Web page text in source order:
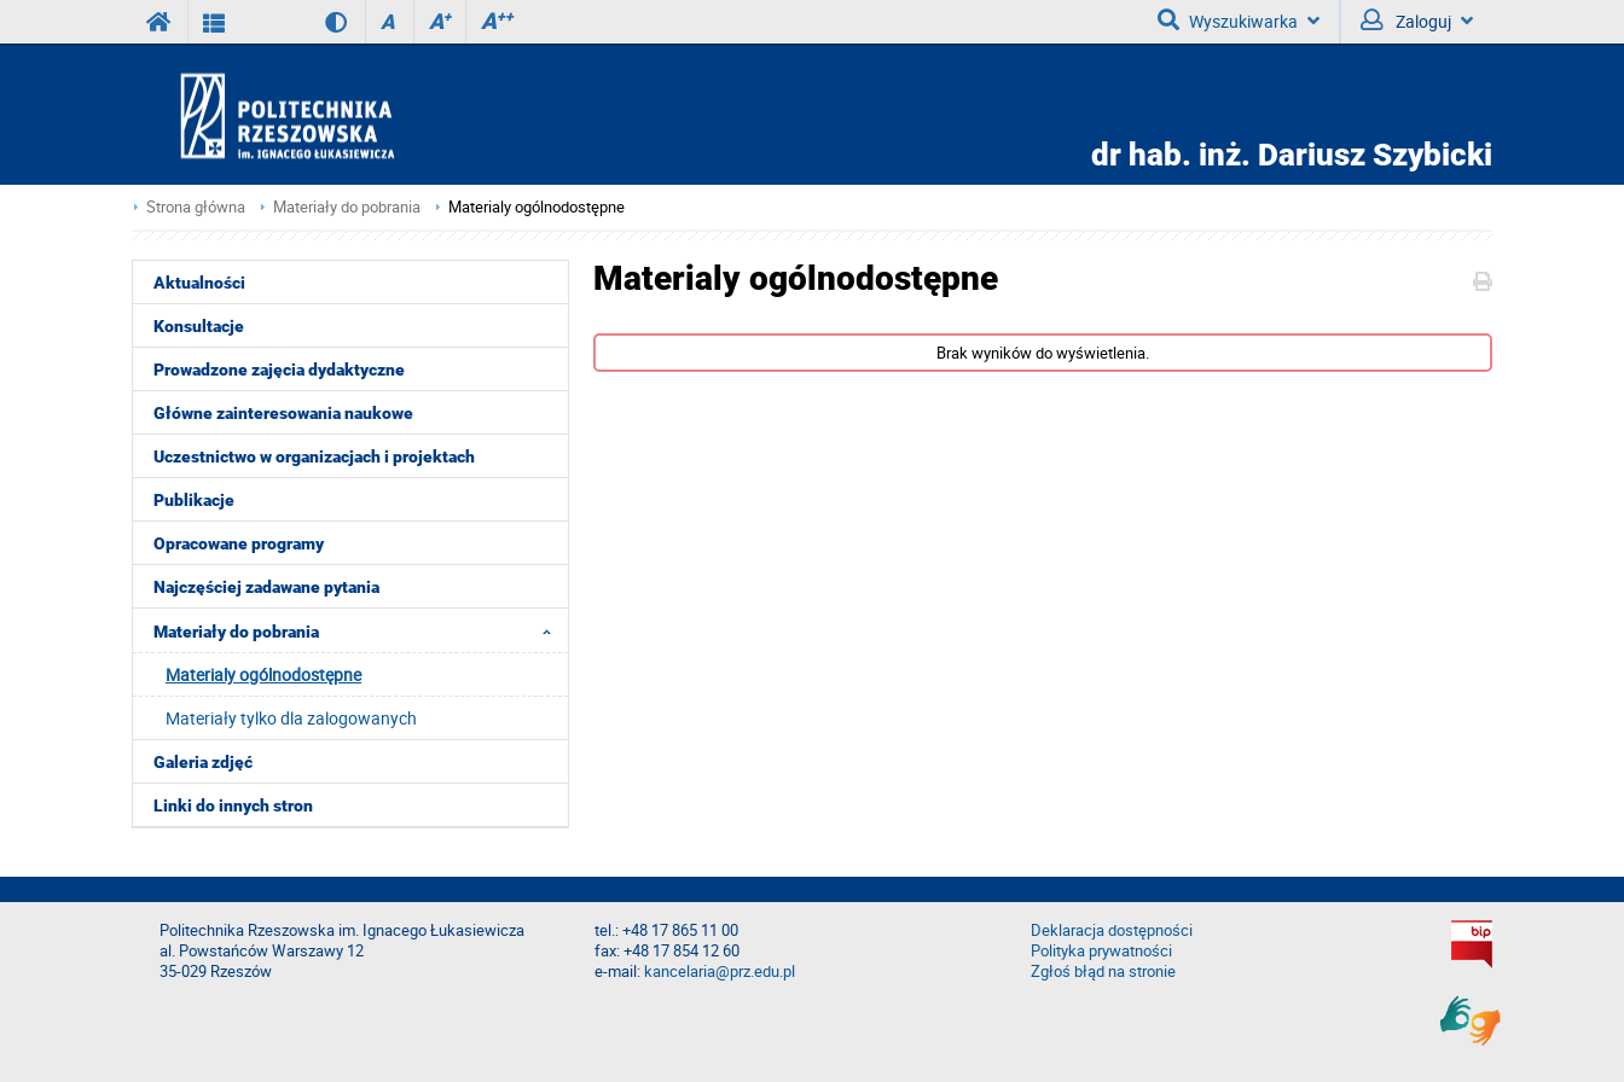
A A+ A++ Wyszukiwarka Zaloguj
dr hab. inż. Dariusz Szybicki
Strona główna Materiały do pobrania Materialy ogólnodostępne
Aktualności
Konsultacje
Prowadzone zajęcia dydaktyczne
Główne zainteresowania naukowe
Uczestnictwo w organizacjach i projektach
Publikacje
Opracowane programy
Najczęściej zadawane pytania
Materiały do pobrania
Materialy ogólnodostępne
Materiały tylko dla zalogowanych
Galeria zdjęć
Linki do innych stron
Materialy ogólnodostępne
Brak wyników do wyświetlenia.
Politechnika Rzeszowska im. Ignacego Łukasiewicza
al. Powstańców Warszawy 12
35-029 Rzeszów
tel.: +48 17 865 11 00
fax: +48 17 854 12 60
e-mail:kancelaria@prz.edu.pl
Deklaracja dostępności
Polityka prywatności
Zgłoś błąd na stronie